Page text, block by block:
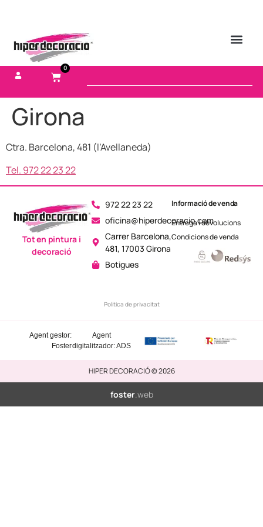
0
Girona
Ctra. Barcelona, 481 (l’Avellaneda)
Tel. 972 22 23 22
972 22 23 22
oficina@hiperdecoracio.com
Carrer Barcelona,
481, 17003 Girona
Botigues
Política de privacitat
Tot en pintura i
decoració
Informació de venda
Entrega i devolucions
Condicions de venda
Agent
digitalitzador: ADS
Agent gestor:
Foster
HIPER DECORACIÓ © 2026
foster.web